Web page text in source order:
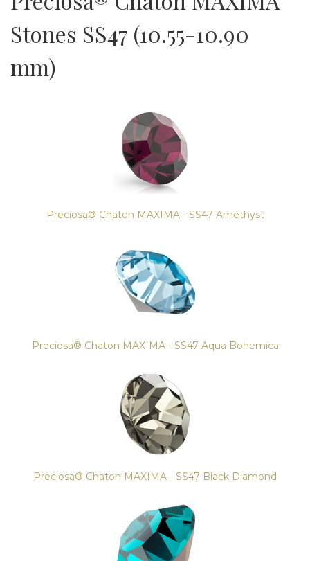
Stones SS47 (10.55-10.90
mm)
Preciosa® Chaton MAXIMA - SS47 Amethyst
Preciosa® Chaton MAXIMA - SS47 Aqua Bohemica
Preciosa® Chaton MAXIMA - SS47 Black Diamond